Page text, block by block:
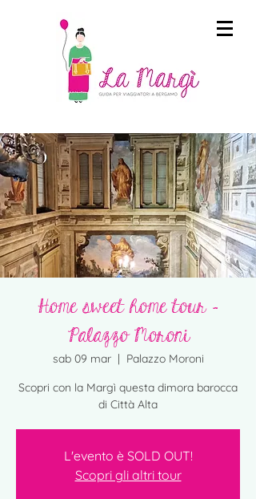
Home sweet home tour -
Palazzo Moroni
sab 09 mar
  |
Palazzo Moroni
Scopri con la Margì questa dimora barocca
di Città Alta
L'evento è SOLD OUT!
Scopri gli altri tour